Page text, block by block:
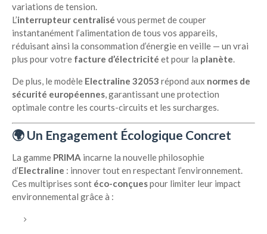
variations de tension.
L’interrupteur centralisé vous permet de couper
instantanément l’alimentation de tous vos appareils,
réduisant ainsi la consommation d’énergie en veille — un vrai
plus pour votre facture d’électricité et pour la planète.
De plus, le modèle Electraline 32053 répond aux normes de
sécurité européennes, garantissant une protection
optimale contre les courts-circuits et les surcharges.
🌍 Un Engagement Écologique Concret
La gamme PRIMA incarne la nouvelle philosophie
d’Electraline : innover tout en respectant l’environnement.
Ces multiprises sont éco-conçuespour limiter leur impact
environnemental grâce à :